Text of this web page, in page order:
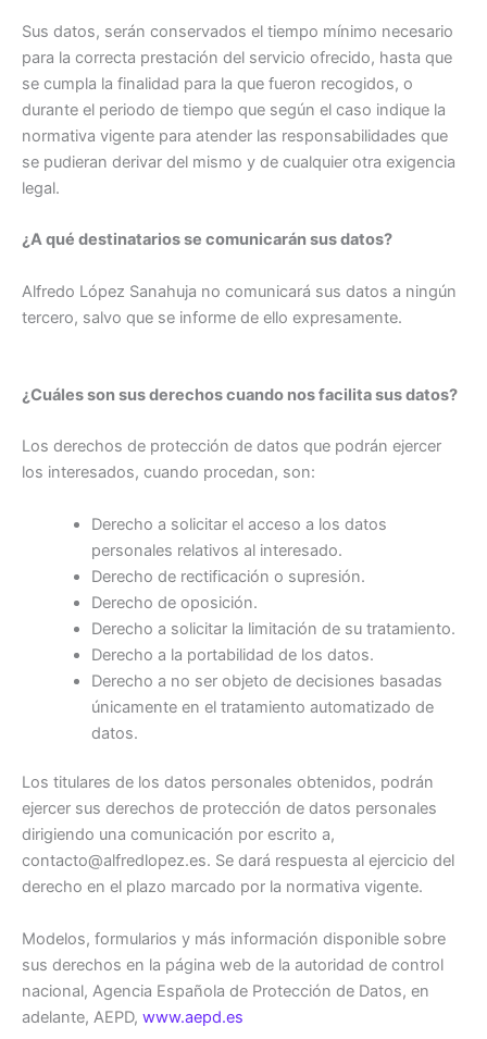
Sus datos, serán conservados el tiempo mínimo necesario
para la correcta prestación del servicio ofrecido, hasta que
se cumpla la finalidad para la que fueron recogidos, o
durante el periodo de tiempo que según el caso indique la
normativa vigente para atender las responsabilidades que
se pudieran derivar del mismo y de cualquier otra exigencia
legal.
¿A qué destinatarios se comunicarán sus datos?
Alfredo López Sanahuja no comunicará sus datos a ningún
tercero, salvo que se informe de ello expresamente.
¿Cuáles son sus derechos cuando nos facilita sus datos?
Los derechos de protección de datos que podrán ejercer
los interesados, cuando procedan, son:
Derecho a solicitar el acceso a los datos
personales relativos al interesado.
Derecho de rectificación o supresión.
Derecho de oposición.
Derecho a solicitar la limitación de su tratamiento.
Derecho a la portabilidad de los datos.
Derecho a no ser objeto de decisiones basadas
únicamente en el tratamiento automatizado de
datos.
Los titulares de los datos personales obtenidos, podrán
ejercer sus derechos de protección de datos personales
dirigiendo una comunicación por escrito a,
contacto@alfredlopez.es. Se dará respuesta al ejercicio del
derecho en el plazo marcado por la normativa vigente.
Modelos, formularios y más información disponible sobre
sus derechos en la página web de la autoridad de control
nacional, Agencia Española de Protección de Datos, en
adelante, AEPD, www.aepd.es